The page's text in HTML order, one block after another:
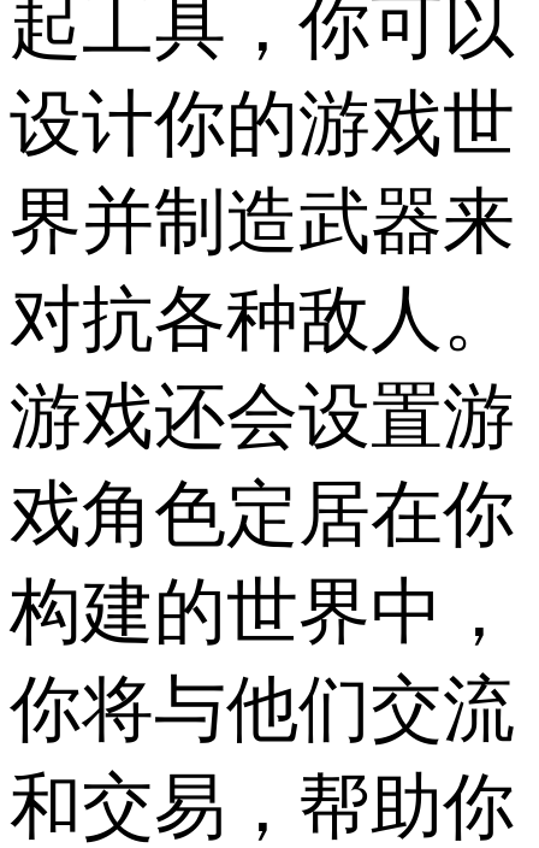
起工具，你可以
设计你的游戏世
界并制造武器来
对抗各种敌人。
游戏还会设置游
戏角色定居在你
构建的世界中，
你将与他们交流
和交易，帮助你